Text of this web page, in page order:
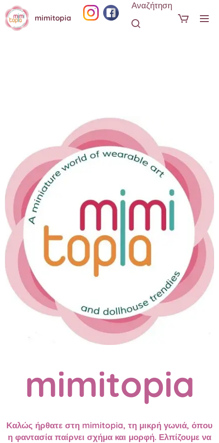
mimitopia
Αναζήτηση
mimitopia
Καλώς ήρθατε στη mimitopia, τη μικρή γωνιά, όπου
η φαντασία παίρνει σχήμα και μορφή. Ελπίζουμε να